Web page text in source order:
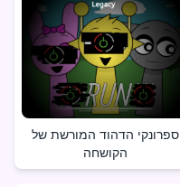
ספרונקי הדהוד המורשת של
הקושחה